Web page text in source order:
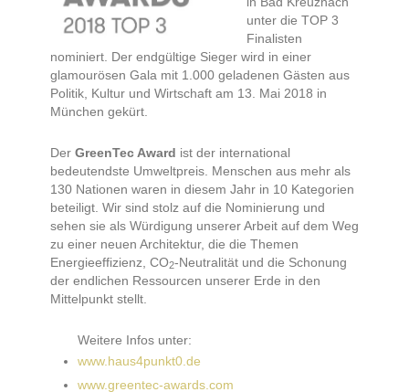
unter die TOP 3
Finalisten
nominiert. Der endgültige Sieger wird in einer
glamourösen Gala mit 1.000 geladenen Gästen aus
Politik, Kultur und Wirtschaft am 13. Mai 2018 in
München gekürt.
Der GreenTec Award ist der international
bedeutendste Umweltpreis. Menschen aus mehr als
130 Nationen waren in diesem Jahr in 10 Kategorien
beteiligt. Wir sind stolz auf die Nominierung und
sehen sie als Würdigung unserer Arbeit auf dem Weg
zu einer neuen Architektur, die die Themen
Energieeffizienz, CO2-Neutralität und die Schonung
der endlichen Ressourcen unserer Erde in den
Mittelpunkt stellt.
Weitere Infos unter:
www.haus4punkt0.de
www.greentec-awards.com